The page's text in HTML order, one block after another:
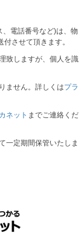
電話番号など)は、物
させて頂きます。
致しますが、個人を識
ません。詳しくはプラ
ネット までご連絡くだ
一定期間保管いたしま